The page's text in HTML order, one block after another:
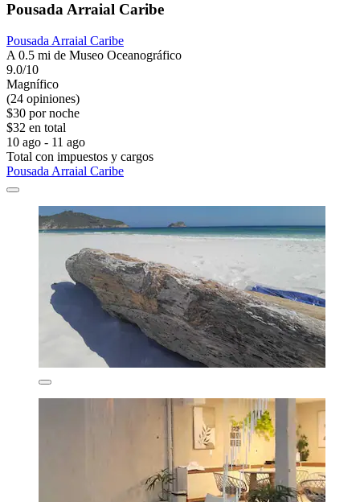
Pousada Arraial Caribe
Pousada Arraial Caribe
A 0.5 mi de Museo Oceanográfico
9.0/10
Magnífico
(24 opiniones)
$30 por noche
$32 en total
10 ago - 11 ago
Total con impuestos y cargos
Pousada Arraial Caribe